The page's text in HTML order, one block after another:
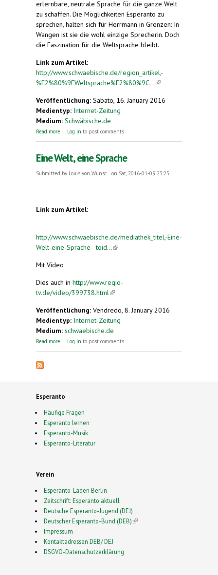
erlernbare, neutrale Sprache für die ganze Welt
zu schaffen. Die Möglichkeiten Esperanto zu
sprechen, halten sich für Herrmann in Grenzen: In
Wangen ist sie die wohl einzige Sprecherin. Doch
die Faszination für die Weltsprache bleibt.
Link zum Artikel:
http://www.schwaebische.de/region_artikel,-
%E2%80%9EWeltsprache%E2%80%9C...(link is
Veröffentlichung: Sabato, 16. January 2016
Medientyp: Internet-Zeitung
Medium: Schwäbische.de
Read more about „Weltsprache“ ist in Wangen wohl einzigartig
Log in to post comments
Eine Welt, eine Sprache
Submitted by Louis von Wunsc... on Sat, 2016-01-09 23:25
Link zum Artikel:
http://www.schwaebische.de/mediathek_titel,-Eine-
Welt-eine-Sprache-_toid...(link is external)
Mit Video
Dies auch in http://www.regio-
tv.de/video/399738.html (link is external)
Veröffentlichung: Vendredo, 8. January 2016
Medientyp: Internet-Zeitung
Medium: schwaebische.de
Read more about Eine Welt, eine Sprache
Log in to post comments
Esperanto
Häufige Fragen
Esperanto lernen
Esperanto-Musik
Esperanto-Literatur
Verein
Esperanto-Laden Berlin
Zeitschrift: Esperanto aktuell
Deutsche Esperanto-Jugend (DEJ)
Deutscher Esperanto-Bund (DEB)(link is external)
Impressum
Kontaktadressen DEB/ DEJ
DSGVO-Datenschutzerklärung